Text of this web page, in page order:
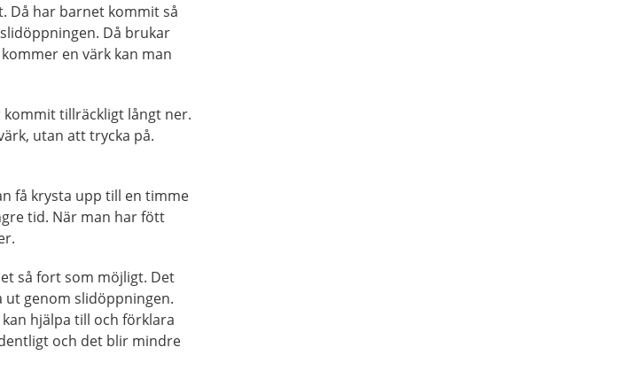
Då har barnet kommit så
Då brukar
en värk kan man
kommit tillräckligt långt ner.
utan att trycka på.
få krysta upp till en timme
tid. När man har fött
så fort som möjligt. Det
ut genom slidöppningen.
hjälpa till och förklara
och det blir mindre